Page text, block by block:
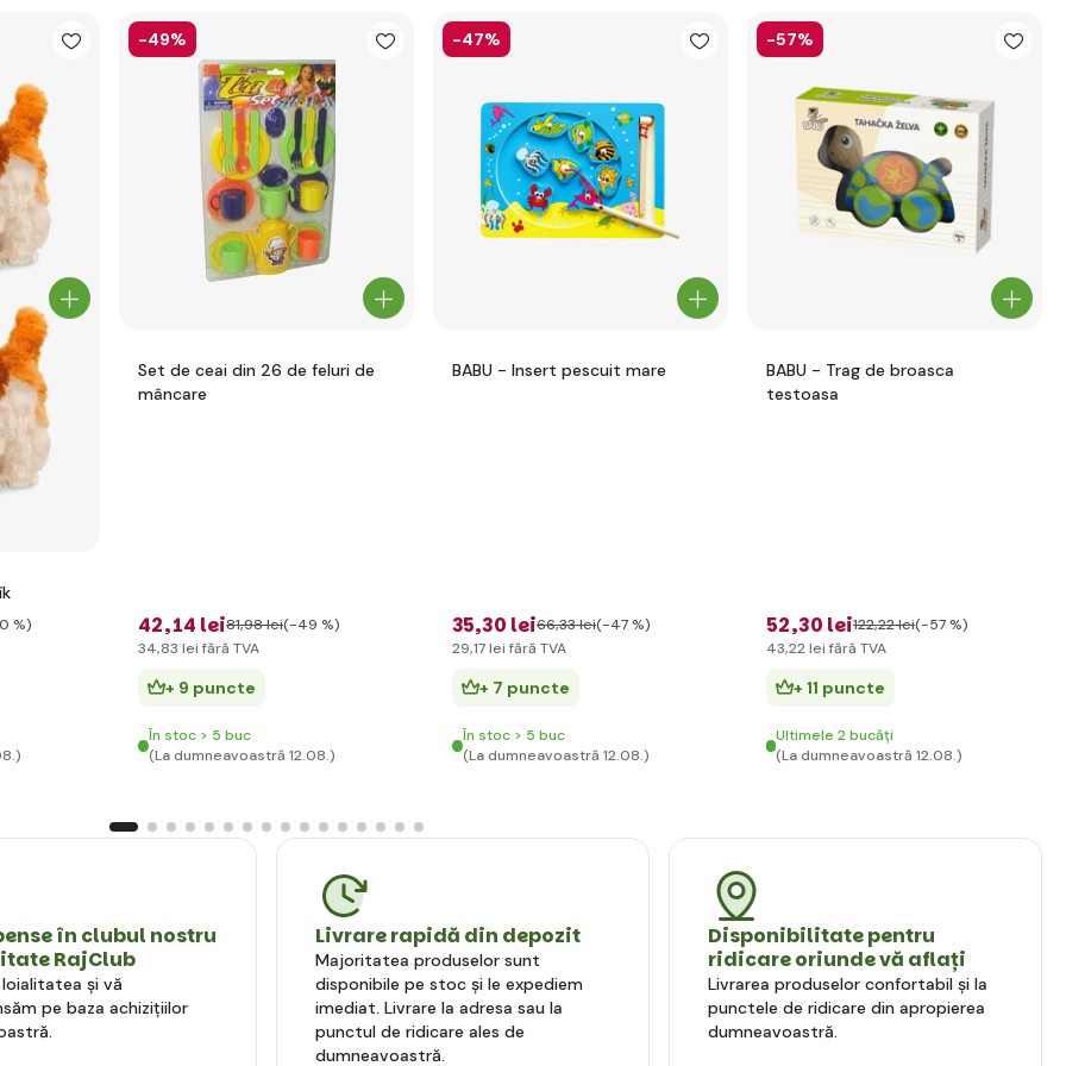
%)
-49%
Set de ceai din 26 de feluri de
mâncare
42,14 lei81,98 lei(-49 %)
34,83 lei fără TVA
+ 9 puncte
În stoc > 5 buc
(La dumneavoastră 12.08.)
-47%
BABU - Insert pescuit mare
35,30 lei66,33 lei(-47 %)
29,17 lei fără TVA
+ 7 puncte
În stoc > 5 buc
(La dumneavoastră 12.08.)
-57%
BABU - Trag de broasca
testoasa
52,30 lei122,22 lei(-57 %)
43,22 lei fără TVA
+ 11 puncte
Ultimele 2 bucăți
(La dumneavoastră 12.08.)
în clubul nostru
RajClub
și vă
pe baza achizițiilor
Livrare rapidă din depozit
Majoritatea produselor sunt
disponibile pe stoc și le expediem
imediat. Livrare la adresa sau la
punctul de ridicare ales de
dumneavoastră.
Disponibilitate pentru
ridicare oriunde vă aflați
Livrarea produselor confortabil și la
punctele de ridicare din apropierea
dumneavoastră.